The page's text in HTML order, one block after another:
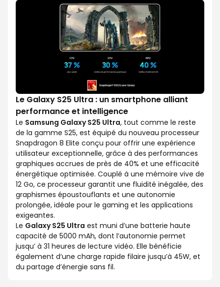
Le Galaxy S25 Ultra : un smartphone alliant
performance et intelligence
Le Samsung Galaxy S25 Ultra, tout comme le reste
de la gamme S25, est équipé du nouveau processeur
Snapdragon 8 Elite conçu pour offrir une expérience
utilisateur exceptionnelle, grâce à des performances
graphiques accrues de près de 40% et une efficacité
énergétique optimisée. Couplé à une mémoire vive de
12 Go, ce processeur garantit une fluidité inégalée, des
graphismes époustouflants et une autonomie
prolongée, idéale pour le gaming et les applications
exigeantes.
Le Galaxy S25 Ultra est muni d’une batterie haute
capacité de 5000 mAh, dont l’autonomie permet
jusqu’ à 31 heures de lecture vidéo. Elle bénéficie
également d’une charge rapide filaire jusqu’à 45W, et
du partage d’énergie sans fil.